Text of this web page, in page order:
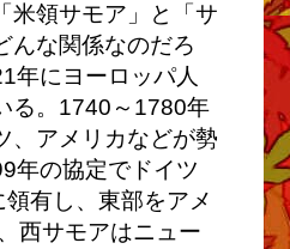
米領サモア」と「サ
んな関係なのだろ
年にヨーロッパ人
る。1740～1780年
、アメリカなどが勢
年の協定でドイツ
有し、東部をアメ
西サモアはニュー